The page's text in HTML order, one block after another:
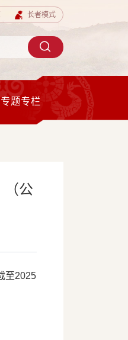
长者模式
专题专栏
（公
至2025